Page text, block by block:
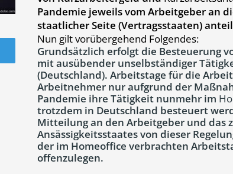
Pandemie jeweils vom Arbeitgeber an
staatlicher Seite (Vertragsstaaten)
Nun gilt vorübergehend Folgendes:
Grundsätzlich erfolgt die Besteuerung
mit ausübender unselbständiger
(Deutschland). Arbeitstage für die
Arbeitnehmer nur aufgrund der
Pandemie ihre Tätigkeit nunmehr im
trotzdem in Deutschland besteuert
Mitteilung an den Arbeitgeber und das
Ansässigkeitsstaates von dieser
der im Homeoffice verbrachten
offenzulegen.